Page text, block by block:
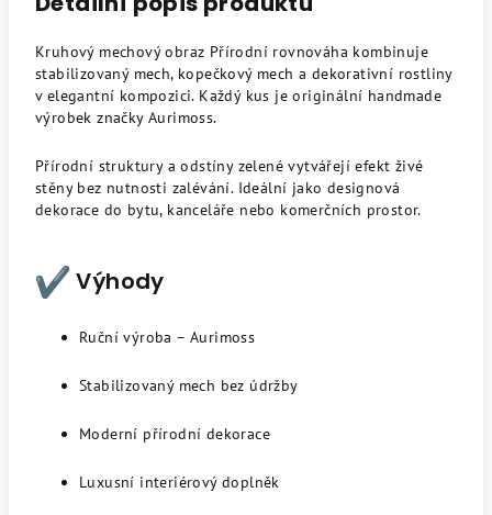
Kruhový mechový obraz Přírodní rovnováha kombinuje
stabilizovaný mech, kopečkový mech a dekorativní rostliny
v elegantní kompozici. Každý kus je originální handmade
výrobek značky Aurimoss.
Přírodní struktury a odstíny zelené vytvářejí efekt živé
stěny bez nutnosti zalévání. Ideální jako designová
dekorace do bytu, kanceláře nebo komerčních prostor.
Výhody
Ruční výroba – Aurimoss
Stabilizovaný mech bez údržby
Moderní přírodní dekorace
Luxusní interiérový doplněk